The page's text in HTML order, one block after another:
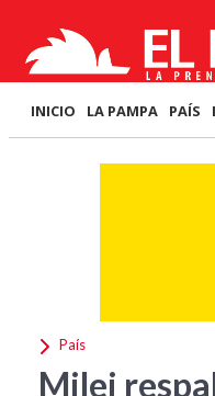
INICIO LA PAMPA PAÍS
País
Milei